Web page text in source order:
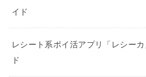
イド
レシート系ポイ活アプリ「レシー
ド